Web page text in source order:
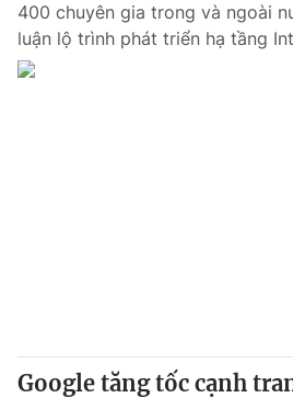
Liên hệ tòa soạn
cấp ngày 29/12/2023
Tổng Biên tập:Vũ Thanh Thủy
400 chuyên gia trong và ngoài
luận lộ trình phát triển hạ tầng
Google tăng tốc cạnh